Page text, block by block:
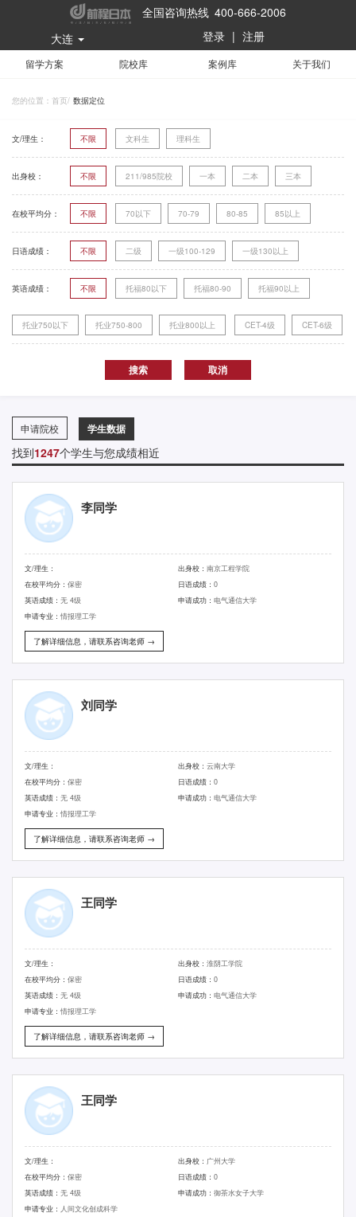
全国咨询热线 400-666-2006
大连
登录 | 注册
留学方案 院校库 案例库 关于我们
您的位置： 首页/ 数据定位
文/理生： 不限 文科生 理科生
出身校： 不限 211/985院校 一本 二本 三本
在校平均分： 不限 70以下 70-79 80-85 85以上
日语成绩： 不限 二级 一级100-129 一级130以上
英语成绩： 不限 托福80以下 托福80-90 托福90以上
托业750以下 托业750-800 托业800以上 CET-4级 CET-6级
申请院校 学生数据
找到1247个学生与您成绩相近
李同学
文/理生： 出身校： 南京工程学院
在校平均分： 保密 日语成绩： 0
英语成绩： 无 4级 申请成功： 电气通信大学
申请专业： 情报理工学
了解详细信息，请联系咨询老师 →
刘同学
文/理生： 出身校： 云南大学
在校平均分： 保密 日语成绩： 0
英语成绩： 无 4级 申请成功： 电气通信大学
申请专业： 情报理工学
了解详细信息，请联系咨询老师 →
王同学
文/理生： 出身校： 淮阴工学院
在校平均分： 保密 日语成绩： 0
英语成绩： 无 4级 申请成功： 电气通信大学
申请专业： 情报理工学
了解详细信息，请联系咨询老师 →
王同学
文/理生： 出身校： 广州大学
在校平均分： 保密 日语成绩： 0
英语成绩： 无 4级 申请成功： 御茶水女子大学
申请专业： 人间文化创成科学